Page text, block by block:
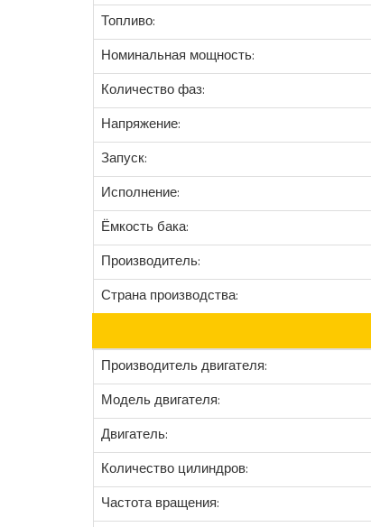
Топливо:
Номинальная мощность:
Количество фаз:
Напряжение:
Запуск:
Исполнение:
Ёмкость бака:
Производитель:
Страна производства:
Производитель двигателя:
Модель двигателя:
Двигатель:
Количество цилиндров:
Частота вращения: